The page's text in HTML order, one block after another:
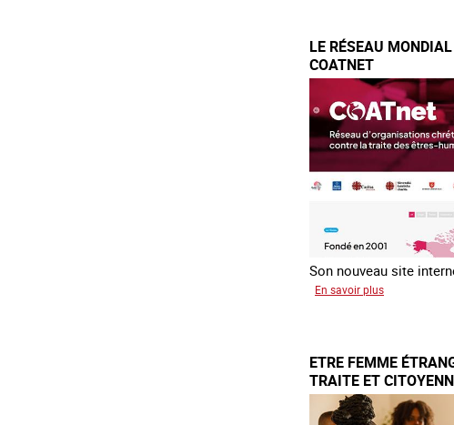
d’Ukraine
LE RÉSEAU
COATNET
Son nouveau site
En savoir plus
contre
la
traite
COATNET
ETRE FEMME
TRAITE ET